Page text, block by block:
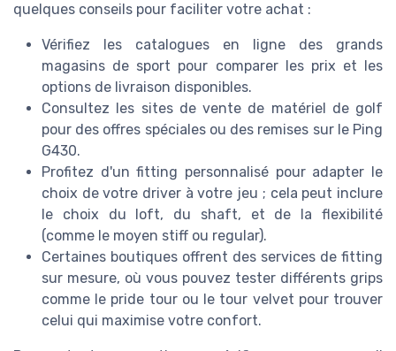
quelques conseils pour faciliter votre achat :
Vérifiez les catalogues en ligne des grands
magasins de sport pour comparer les prix et les
options de livraison disponibles.
Consultez les sites de vente de matériel de golf
pour des offres spéciales ou des remises sur le Ping
G430.
Profitez d'un fitting personnalisé pour adapter le
choix de votre driver à votre jeu ; cela peut inclure
le choix du loft, du shaft, et de la flexibilité
(comme le moyen stiff ou regular).
Certaines boutiques offrent des services de fitting
sur mesure, où vous pouvez tester différents grips
comme le pride tour ou le tour velvet pour trouver
celui qui maximise votre confort.